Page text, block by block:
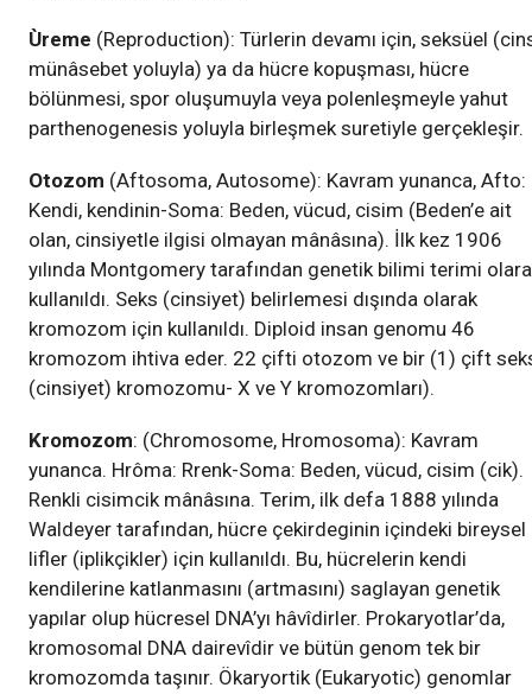
Ùreme (Reproduction): Türlerin devamı için, seksüel
münâsebet yoluyla) ya da hücre kopuşması, hücre
bölünmesi, spor oluşumuyla veya polenleşmeyle yahut
parthenogenesis yoluyla birleşmek suretiyle gerçekleşir.
Otozom (Aftosoma, Autosome): Kavram yunanca, Afto:
Kendi, kendinin-Soma: Beden, vücud, cisim (Beden’e ait
olan, cinsiyetle ilgisi olmayan mânâsına). İlk kez 1906
yılında Montgomery tarafından genetik bilimi terimi
kullanıldı. Seks (cinsiyet) belirlemesi dışında olarak
kromozom için kullanıldı. Diploid insan genomu 46
kromozom ihtiva eder. 22 çifti otozom ve bir (1) çift
(cinsiyet) kromozomu- X ve Y kromozomları).
Kromozom: (Chromosome, Hromosoma): Kavram
yunanca. Hrôma: Rrenk-Soma: Beden, vücud, cisim (cik).
Renkli cisimcik mânâsına. Terim, ilk defa 1888 yılında
Waldeyer tarafından, hücre çekirdeginin içindeki bireysel
lifler (iplikçikler) için kullanıldı. Bu, hücrelerin kendi
kendilerine katlanmasını (artmasını) saglayan genetik
yapılar olup hücresel DNA’yı hâvîdirler. Prokaryotlar’da,
kromosomal DNA dairevîdir ve bütün genom tek bir
kromozomda taşınır. Ökaryortik (Eukaryotic) genomlar